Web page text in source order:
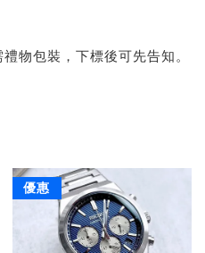
物包裝，下標後可先告知。
優惠